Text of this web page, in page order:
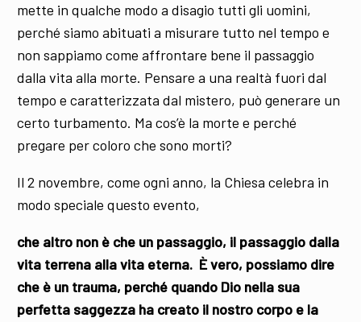
mette in qualche modo a disagio tutti gli uomini,
perché siamo abituati a misurare tutto nel tempo e
non sappiamo come affrontare bene il passaggio
dalla vita alla morte. Pensare a una realtà fuori dal
tempo e caratterizzata dal mistero, può generare un
certo turbamento. Ma cos’è la morte e perché
pregare per coloro che sono morti?
Il 2 novembre, come ogni anno, la Chiesa celebra in
modo speciale questo evento,
che altro non è che un passaggio, il passaggio dalla
vita terrena alla vita eterna. È vero, possiamo dire
che è un trauma, perché quando Dio nella sua
perfetta saggezza ha creato il nostro corpo e la